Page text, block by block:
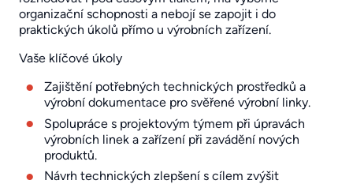
organizační schopnosti a nebojí se zapojit i do
praktických úkolů přímo u výrobních zařízení.
Vaše klíčové úkoly
Zajištění potřebných technických prostředků a
výrobní dokumentace pro svěřené výrobní linky.
Spolupráce s projektovým týmem při úpravách
výrobních linek a zařízení při zavádění nových
produktů.
Návrh technických zlepšení s cílem zvýšit